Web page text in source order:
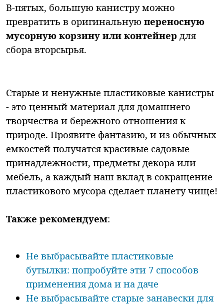
В-пятых, большую канистру можно
превратить в оригинальную переносную
мусорную корзину или контейнер для
сбора вторсырья.
Старые и ненужные пластиковые канистры
- это ценный материал для домашнего
творчества и бережного отношения к
природе. Проявите фантазию, и из обычных
емкостей получатся красивые садовые
принадлежности, предметы декора или
мебель, а каждый наш вклад в сокращение
пластикового мусора сделает планету чище!
Также рекомендуем:
Не выбрасывайте пластиковые
бутылки: попробуйте эти 7 способов
применения дома и на даче
Не выбрасывайте старые занавески для